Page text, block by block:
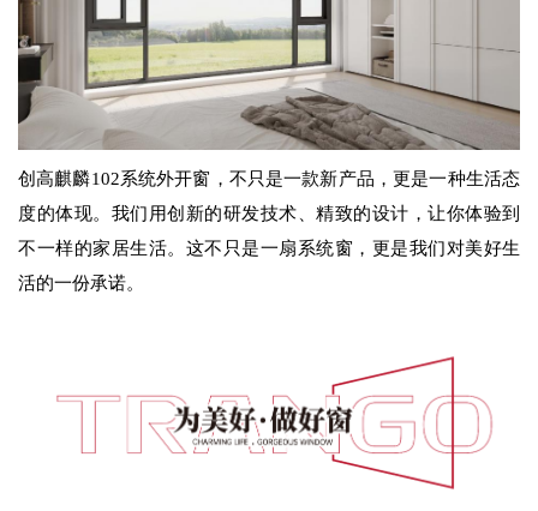
创高麒麟102系统外开窗，不只是一款新产品，更是一种生活态
度的体现。我们用创新的研发技术、精致的设计，让你体验到
不一样的家居生活。这不只是一扇系统窗，更是我们对美好生
活的一份承诺。